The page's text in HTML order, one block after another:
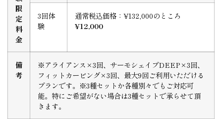
限
定
料
金
3回体
験
通常税込価格：¥132,000のところ
¥12,000
備
考
※アライアンス×3回、サーモシェイプDEEP×3回、
フィットカービング×3回、最大9回ご利用いただける
プランです。※3種セットか各種別々でもご対応可
能。特にご希望がない場合は3種セットで承らせて頂
きます。